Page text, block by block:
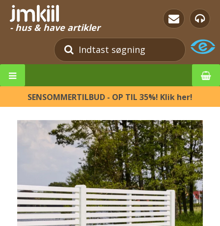
- hus & have artikler
SENSOMMERTILBUD - OP TIL 35%! Klik her!